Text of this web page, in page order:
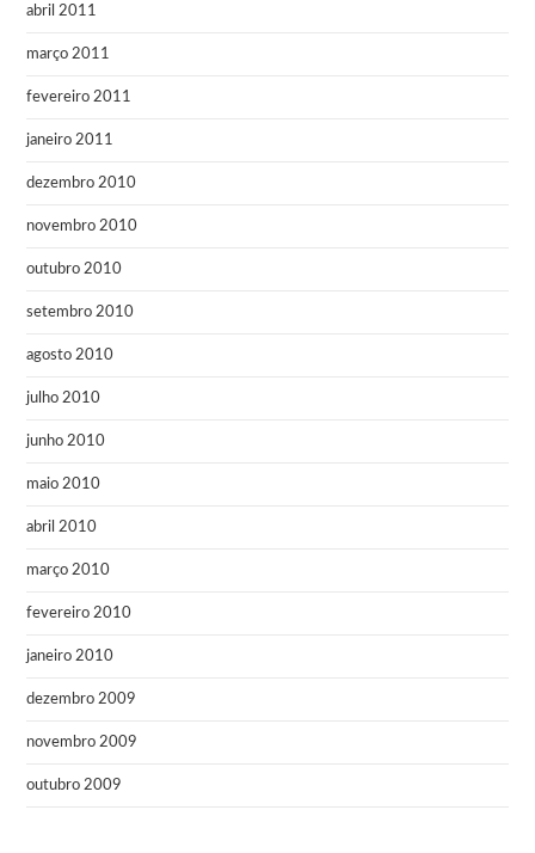
abril 2011
março 2011
fevereiro 2011
janeiro 2011
dezembro 2010
novembro 2010
outubro 2010
setembro 2010
agosto 2010
julho 2010
junho 2010
maio 2010
abril 2010
março 2010
fevereiro 2010
janeiro 2010
dezembro 2009
novembro 2009
outubro 2009